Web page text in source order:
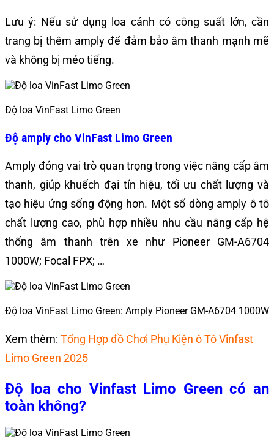
Lưu ý: Nếu sử dụng loa cánh có công suất lớn, cần
trang bị thêm amply để đảm bảo âm thanh mạnh mẽ
và không bị méo tiếng.
Độ loa VinFast Limo Green
Độ amply cho VinFast Limo Green
Amply đóng vai trò quan trọng trong việc nâng cấp âm
thanh, giúp khuếch đại tín hiệu, tối ưu chất lượng và
tạo hiệu ứng sống động hơn. Một số dòng amply ô tô
chất lượng cao, phù hợp nhiều nhu cầu nâng cấp hệ
thống âm thanh trên xe như Pioneer GM-A6704
1000W; Focal FPX; …
Độ loa VinFast Limo Green: Amply Pioneer GM-A6704 1000W
Xem thêm: Tổng Hợp đồ Chơi Phụ Kiện ô Tô Vinfast
Limo Green 2025
Độ loa cho Vinfast Limo Green có an
toàn không?